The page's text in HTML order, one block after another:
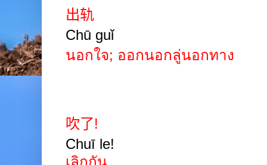
出轨
Chū guǐ
นอกใจ; ออกนอกลู่นอกทาง
吹了!
Chuī le!
เลิกกัน